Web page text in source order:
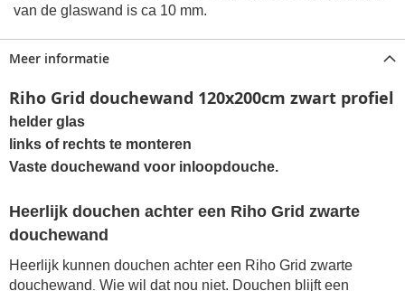
van de glaswand is ca 10 mm.
Meer informatie
Riho Grid douchewand 120x200cm zwart profiel
helder glas
links of rechts te monteren
Vaste douchewand voor inloopdouche.
Heerlijk douchen achter een Riho Grid zwarte
douchewand
Heerlijk kunnen douchen achter een Riho Grid zwarte
douchewand. Wie wil dat nou niet. Douchen blijft een